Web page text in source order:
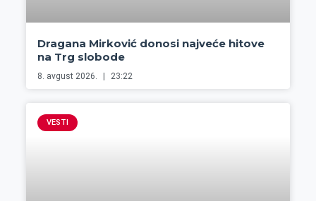
Dragana Mirković donosi najveće hitove
na Trg slobode
8. avgust 2026. 23:22
VESTI